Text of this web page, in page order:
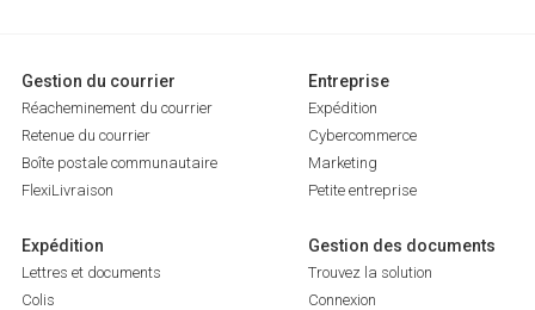
Gestion du courrier
Réacheminement du courrier
Retenue du courrier
Boîte postale communautaire
FlexiLivraison
Expédition
Lettres et documents
Colis
Entreprise
Expédition
Cybercommerce
Marketing
Petite entreprise
Gestion des documents
Trouvez la solution
Connexion